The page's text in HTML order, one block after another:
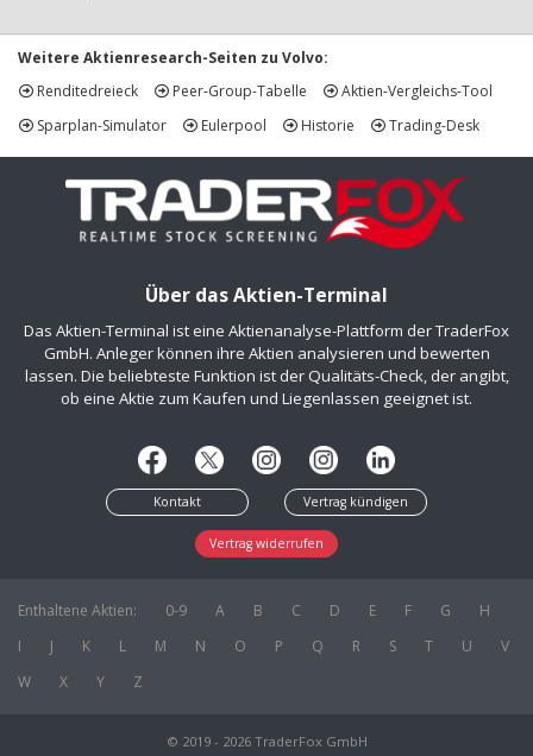
Weitere Aktienresearch-Seiten zu Volvo:
Renditedreieck
Peer-Group-Tabelle
Aktien-Vergleichs-Tool
Sparplan-Simulator
Eulerpool Historie Trading-Desk
Über das Aktien-Terminal
Das Aktien-Terminal ist eine Aktienanalyse-Plattform der TraderFox
GmbH. Anleger können ihre Aktien analysieren und bewerten
lassen. Die beliebteste Funktion ist der Qualitäts-Check, der angibt,
ob eine Aktie zum Kaufen und Liegenlassen geeignet ist.
Kontakt Vertrag kündigen
Vertrag widerrufen
Enthaltene Aktien: 0-9 A B C D E F G
H
I
J K L M N O P Q R S T U
V
W
X Y Z
© 2019 - 2026 TraderFox GmbH